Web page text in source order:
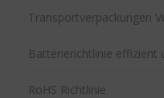
Transportverpackungen
Batterierichtlinie effizient
RoHS Richtlinie